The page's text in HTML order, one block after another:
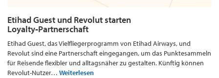
Etihad Guest und Revolut starten
Loyalty‑Partnerschaft
Etihad Guest, das Vielfliegerprogramm von Etihad Airways, und
Revolut sind eine Partnerschaft eingegangen, um das Punktesammeln
für Reisende flexibler und alltagsnäher zu gestalten. Künftig können
Revolut-Nutzer… Weiterlesen